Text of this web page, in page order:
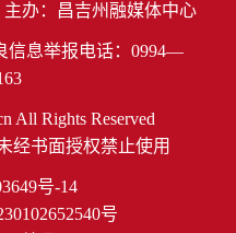
主办：昌吉州融媒体中心
信息举报电话：0994—
All Rights Reserved
经书面授权禁止使用
号-14
号